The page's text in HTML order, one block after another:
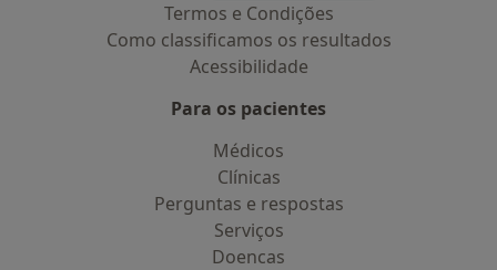
Termos e Condições
Como classificamos os resultados
Acessibilidade
Para os pacientes
Médicos
Clínicas
Perguntas e respostas
Serviços
Doencas